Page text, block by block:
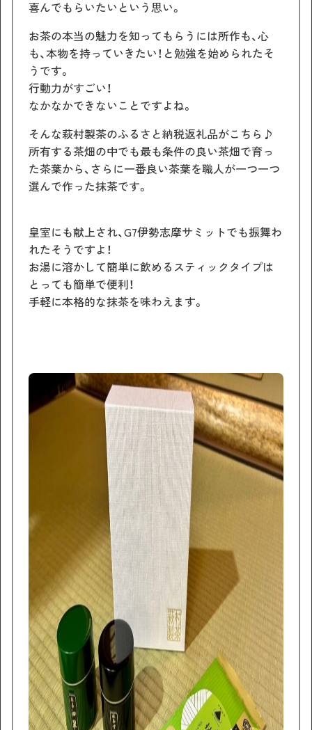
喜んでもらいたいという思い。
お茶の本当の魅力を知ってもらうには所作も、心
も、本物を持っていきたい！と勉強を始められたそ
うです。
行動力がすごい！
なかなかできないことですよね。
そんな萩村製茶のふるさと納税返礼品がこちら♪
所有する茶畑の中でも最も条件の良い茶畑で育っ
た茶葉から、さらに一番良い茶葉を職人が一つ一つ
選んで作った抹茶です。
皇室にも献上され、G7伊勢志摩サミットでも振舞わ
れたそうですよ！
お湯に溶かして簡単に飲めるスティックタイプは
とっても簡単で便利！
手軽に本格的な抹茶を味わえます。